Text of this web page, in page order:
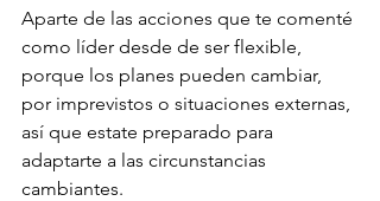
Aparte de las acciones que te comenté
como líder desde de ser flexible,
porque los planes pueden cambiar,
por imprevistos o situaciones externas,
así que estate preparado para
adaptarte a las circunstancias
cambiantes.